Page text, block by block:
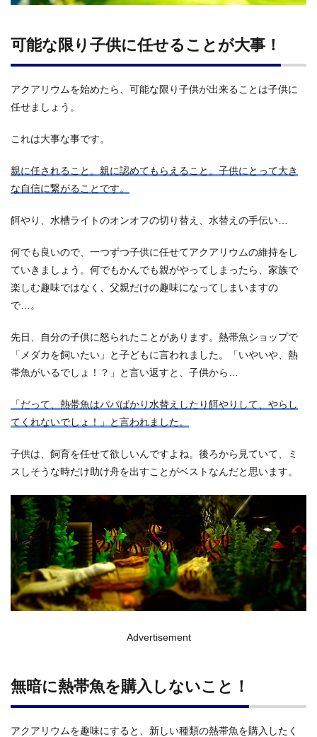
可能な限り子供に任せることが大事！
アクアリウムを始めたら、可能な限り子供が出来ることは子供に
任せましょう。
これは大事な事です。
親に任されること。親に認めてもらえること。子供にとって大き
な自信に繋がることです。
餌やり、水槽ライトのオンオフの切り替え、水替えの手伝い…
何でも良いので、一つずつ子供に任せてアクアリウムの維持をし
ていきましょう。何でもかんでも親がやってしまったら、家族で
楽しむ趣味ではなく、父親だけの趣味になってしまいますの
で…。
先日、自分の子供に怒られたことがあります。熱帯魚ショップで
「メダカを飼いたい」と子どもに言われました。「いやいや、熱
帯魚がいるでしょ！？」と言い返すと、子供から…
「だって、熱帯魚はパパばかり水替えしたり餌やりして、やらし
てくれないでしょ！」と言われました。
子供は、飼育を任せて欲しいんですよね。後ろから見ていて、ミ
スしそうな時だけ助け舟を出すことがベストなんだと思います。
Advertisement
無暗に熱帯魚を購入しないこと！
アクアリウムを趣味にすると、新しい種類の熱帯魚を購入したく